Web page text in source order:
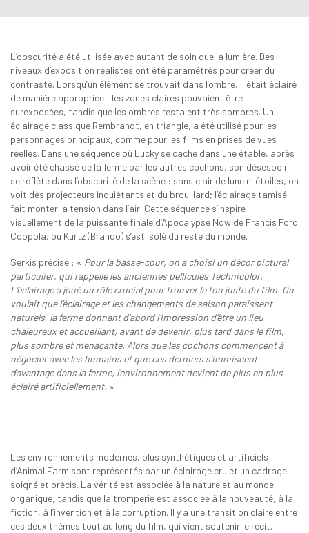
L’obscurité a été utilisée avec autant de soin que la lumière. Des
niveaux d’exposition réalistes ont été paramétrés pour créer du
contraste. Lorsqu’un élément se trouvait dans l’ombre, il était éclairé
de manière appropriée : les zones claires pouvaient être
surexposées, tandis que les ombres restaient très sombres. Un
éclairage classique Rembrandt, en triangle, a été utilisé pour les
personnages principaux, comme pour les films en prises de vues
réelles. Dans une séquence où Lucky se cache dans une étable, après
avoir été chassé de la ferme par les autres cochons, son désespoir
se reflète dans l’obscurité de la scène : sans clair de lune ni étoiles, on
voit des projecteurs inquiétants et du brouillard; l’éclairage tamisé
fait monter la tension dans l’air. Cette séquence s’inspire
visuellement de la puissante finale d’Apocalypse Now de Francis Ford
Coppola, où Kurtz (Brando) s’est isolé du reste du monde.
Serkis précise : « Pour la basse-cour, on a choisi un décor pictural
particulier, qui rappelle les anciennes pellicules Technicolor.
L’éclairage a joué un rôle crucial pour trouver le ton juste du film. On
voulait que l’éclairage et les changements de saison paraissent
naturels, la ferme donnant d’abord l’impression d’être un lieu
chaleureux et accueillant, avant de devenir, plus tard dans le film,
plus sombre et menaçante. Alors que les cochons commencent à
négocier avec les humains et que ces derniers s’immiscent
davantage dans la ferme, l’environnement devient de plus en plus
éclairé artificiellement. »
Les environnements modernes, plus synthétiques et artificiels
d’Animal Farm sont représentés par un éclairage cru et un cadrage
soigné et précis. La vérité est associée à la nature et au monde
organique, tandis que la tromperie est associée à la nouveauté, à la
fiction, à l’invention et à la corruption. Il y a une transition claire entre
ces deux thèmes tout au long du film, qui vient soutenir le récit.